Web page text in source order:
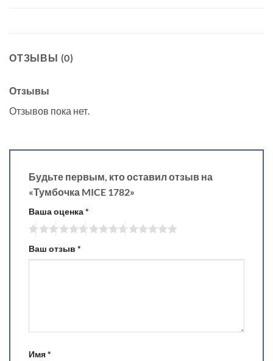
ОТЗЫВЫ (0)
Отзывы
Отзывов пока нет.
Будьте первым, кто оставил отзыв на
«Тумбочка MICE 1782»
Ваша оценка*
Ваш отзыв *
Имя*